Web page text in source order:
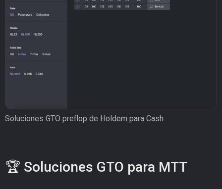
Soluciones GTO preflop de Holdem para Cash
🏆 Soluciones GTO para MTT